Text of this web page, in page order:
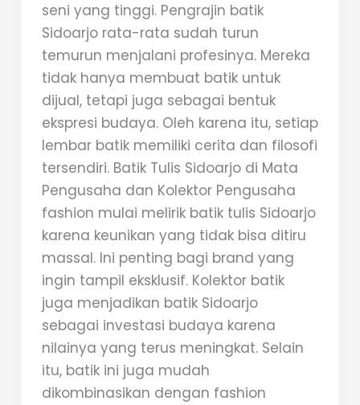
seni yang tinggi. Pengrajin batik
Sidoarjo rata-rata sudah turun
temurun menjalani profesinya. Mereka
tidak hanya membuat batik untuk
dijual, tetapi juga sebagai bentuk
ekspresi budaya. Oleh karena itu, setiap
lembar batik memiliki cerita dan filosofi
tersendiri. Batik Tulis Sidoarjo di Mata
Pengusaha dan Kolektor Pengusaha
fashion mulai melirik batik tulis Sidoarjo
karena keunikan yang tidak bisa ditiru
massal. Ini penting bagi brand yang
ingin tampil eksklusif. Kolektor batik
juga menjadikan batik Sidoarjo
sebagai investasi budaya karena
nilainya yang terus meningkat. Selain
itu, batik ini juga mudah
dikombinasikan dengan fashion